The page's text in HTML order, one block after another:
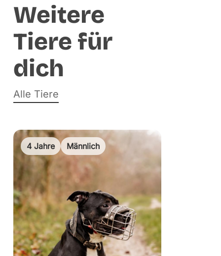
Weitere
Tiere für
dich
Alle Tiere
4 Jahre Männlich